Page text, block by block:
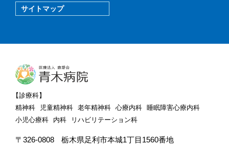
サイトマップ
【診療科】
精神科
児童精神科 老年精神科 心療内科
睡眠障害心療内科
小児心療科
内科 リハビリテーション科
〒326-0808
栃木県足利市本城1丁目1560番地